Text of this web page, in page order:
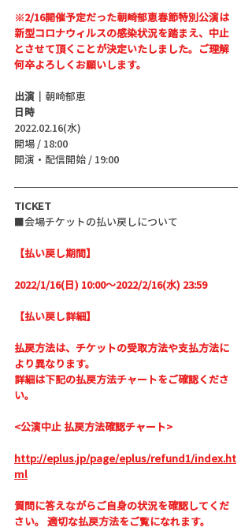
※2/16開催予定だった朝崎郁恵春節特別公演は
新型コロナウィルスの感染状況を踏まえ、中止
とさせて頂くことが決定いたしました。ご理解
何卒よろしくお願いします。
出演｜ 朝崎郁恵
日時
2022.02.16(水)
開場 / 18:00
開演・配信開始 / 19:00
TICKET
■会場チケットの払い戻しについて
【払い戻し期間】
2022/1/16(日) 10:00～2022/2/16(水) 23:59
【払い戻し詳細】
払戻方法は、チケットの受取方法や支払方法に
より異なります。
詳細は下記の払戻方法チャートをご確認くださ
い。
<公演中止 払戻方法確認チャート>
http://eplus.jp/page/eplus/refund1/index.ht
ml
質問に答えながらご自身の状況を確認してくだ
さい。 適切な払戻方法をご覧になれます。